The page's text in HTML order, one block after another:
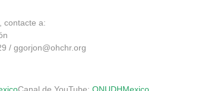
contacte a:
/ ggorjon@ohchr.org